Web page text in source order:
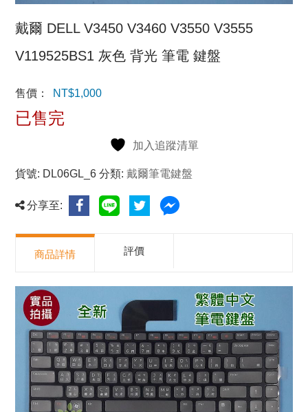
戴爾 DELL V3450 V3460 V3550 V3555
V119525BS1 灰色 背光 筆電 鍵盤
售價： NT$1,000
已售完
加入追蹤清單
貨號: DL06GL_6 分類:戴爾筆電鍵盤
分享至:
商品詳情 評價